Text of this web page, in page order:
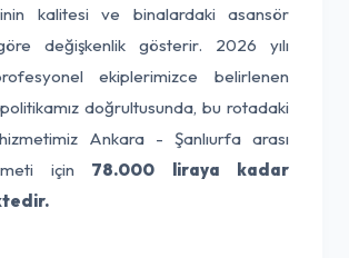
kalitesi ve binalardaki asansör
değişkenlik gösterir. 2026 yılı
ekiplerimizce belirlenen
doğrultusunda, bu rotadaki
hizmetimiz Ankara - Şanlıurfa arası
için 78.000 liraya kadar